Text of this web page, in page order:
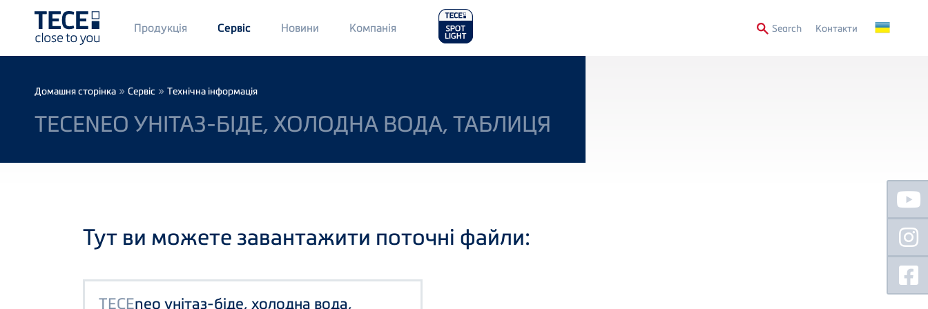
Main
Menü
1
Продукція Сервіс Новини Main
Menu
2
Компанія SearchSecondary
Контакти
Breadcrumb
Домашня сторінка » Сервіс » Технічна інформація
TECENEO УНІТАЗ-БІДЕ, ХОЛОДНА ВОДА, ТАБЛИЦЯ
Тут ви можете завантажити поточні файли:
TECEneo унітаз-біде, холодна вода,
Floating